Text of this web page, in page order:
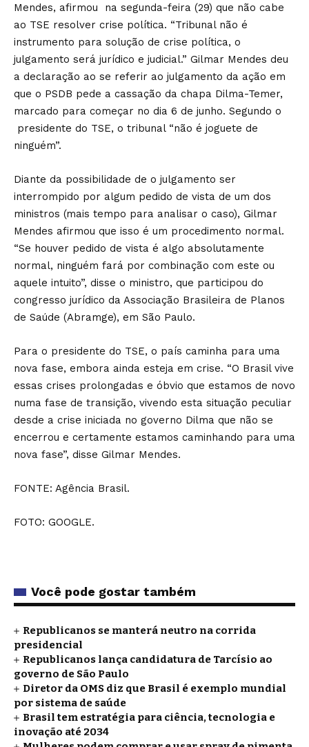
Mendes, afirmou na segunda-feira (29) que não cabe
ao TSE resolver crise política. “Tribunal não é
instrumento para solução de crise política, o
julgamento será jurídico e judicial.” Gilmar Mendes deu
a declaração ao se referir ao julgamento da ação em
que o PSDB pede a cassação da chapa Dilma-Temer,
marcado para começar no dia 6 de junho. Segundo o
presidente do TSE, o tribunal “não é joguete de
ninguém”.
Diante da possibilidade de o julgamento ser
interrompido por algum pedido de vista de um dos
ministros (mais tempo para analisar o caso), Gilmar
Mendes afirmou que isso é um procedimento normal.
“Se houver pedido de vista é algo absolutamente
normal, ninguém fará por combinação com este ou
aquele intuito”, disse o ministro, que participou do
congresso jurídico da Associação Brasileira de Planos
de Saúde (Abramge), em São Paulo.
Para o presidente do TSE, o país caminha para uma
nova fase, embora ainda esteja em crise. “O Brasil vive
essas crises prolongadas e óbvio que estamos de novo
numa fase de transição, vivendo esta situação peculiar
desde a crise iniciada no governo Dilma que não se
encerrou e certamente estamos caminhando para uma
nova fase”, disse Gilmar Mendes.
FONTE: Agência Brasil.
FOTO: GOOGLE.
Você pode gostar também
Republicanos se manterá neutro na corrida
presidencial
Republicanos lança candidatura de Tarcísio ao
governo de São Paulo
Diretor da OMS diz que Brasil é exemplo mundial
por sistema de saúde
Brasil tem estratégia para ciência, tecnologia e
inovação até 2034